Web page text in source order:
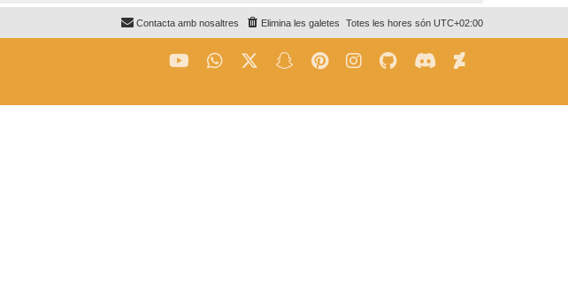
Totes les hores són UTC+02:00
Elimina les galetes
Contacta amb nosaltres